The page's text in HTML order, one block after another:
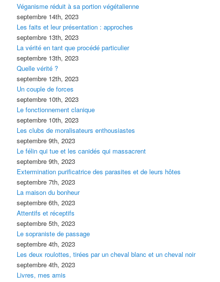
Véganisme réduit à sa portion végétalienne
septembre 14th, 2023
Les faits et leur présentation : approches
septembre 13th, 2023
La vérité en tant que procédé particulier
septembre 13th, 2023
Quelle vérité ?
septembre 12th, 2023
Un couple de forces
septembre 10th, 2023
Le fonctionnement clanique
septembre 10th, 2023
Les clubs de moralisateurs enthousiastes
septembre 9th, 2023
Le félin qui tue et les canidés qui massacrent
septembre 9th, 2023
Extermination purificatrice des parasites et de leurs hôtes
septembre 7th, 2023
La maison du bonheur
septembre 6th, 2023
Attentifs et réceptifs
septembre 5th, 2023
Le sopraniste de passage
septembre 4th, 2023
Les deux roulottes, tirées par un cheval blanc et un cheval noir
septembre 4th, 2023
Livres, mes amis